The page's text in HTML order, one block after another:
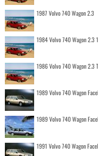
1987 Volvo 740 Wagon 2.3
1984 Volvo 740 Wagon 2.3
1986 Volvo 740 Wagon 2.3
1989 Volvo 740 Wagon
1989 Volvo 740 Wagon
1991 Volvo 740 Wagon